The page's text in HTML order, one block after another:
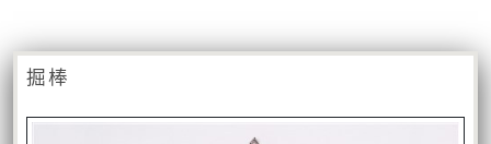
掘棒